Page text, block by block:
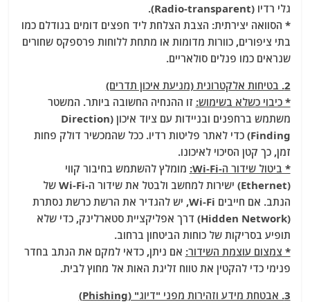
גלי רדיו (Radio-transparent).
* הסוואה יצירתית: הצבת הצלחת ליד חפצים דומים בגודלם כמו
בתי ציפורים, כוורות מדומות או מתחת ללוחות פרספקס שחורים
שנראים כמו פנלים סולאריים.
2. בטיחות אלקטרונית (מניעת איכון תדרים)
* כיבוי כשלא בשימוש: זו ההנחיה החשובה ביותר. המשטר
משתמש ברחפנים ובניידות עם ציוד איכון (Direction
Finding) כדי לאתר פליטות רדיו. ככל שהמכשיר דולק פחות
זמן, כך קטן הסיכוי לאיכונו.
* ביטול שידור ה-Wi-Fi:
מומלץ להשתמש בחיבור קווי
(Ethernet) ישירות למחשב ולבטל את שידור ה-Wi-Fi של
הנתב. אם חייבים Wi-Fi, יש להגדיר את הרשת כרשת נסתרת
(Hidden Network) דרך אפליקציית סטארלינק, כדי שלא
תופיע בסריקות של כוחות הביטחון ברחוב.
* צמצום עוצמת השידור: אם ניתן, כדאי למקם את הנתב בחדר
פנימי כדי להקטין את טווח זליגת האות אל מחוץ לבית.
3. אבטחת מידע וזהירות מפני "דיוג" (Phishing)